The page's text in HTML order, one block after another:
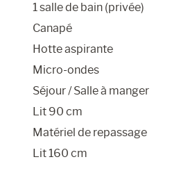
1 salle de bain (privée)
Canapé
Hotte aspirante
Micro-ondes
Séjour / Salle à manger
Lit 90 cm
Matériel de repassage
Lit 160 cm